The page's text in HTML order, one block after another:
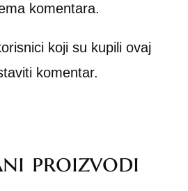
komentara.
koji su kupili ovaj
komentar.
proizvodi